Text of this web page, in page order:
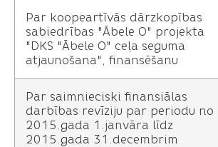
Par koopeartīvās dārzkopības
sabiedrības "Ābele O" projekta
"DKS "Ābele O" ceļa seguma
atjaunošana", finansēšanu
Par saimnieciski finansiālas
darbības revīziju par periodu no
2015.gada 1.janvāra līdz
2015.gada 31.decembrim